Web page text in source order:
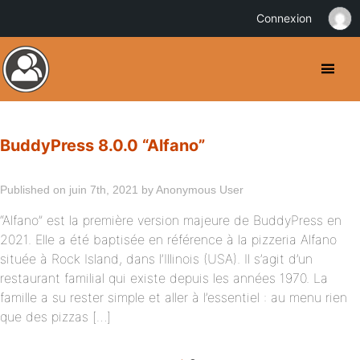
BuddyPress 8.0.0 “Alfano”
Published on juin 7th, 2021 by Anonymous User
“Alfano” est la première version majeure de BuddyPress en
2021. Elle a été baptisée en référence à la pizzeria Alfano
située à Rock Island, dans l’Illinois (USA). Il s’agit d’un
restaurant familial qui existe depuis les années 1970. La
famille a su rester simple et aller à l’essentiel : au menu rien
que des pizzas […]
Connexion